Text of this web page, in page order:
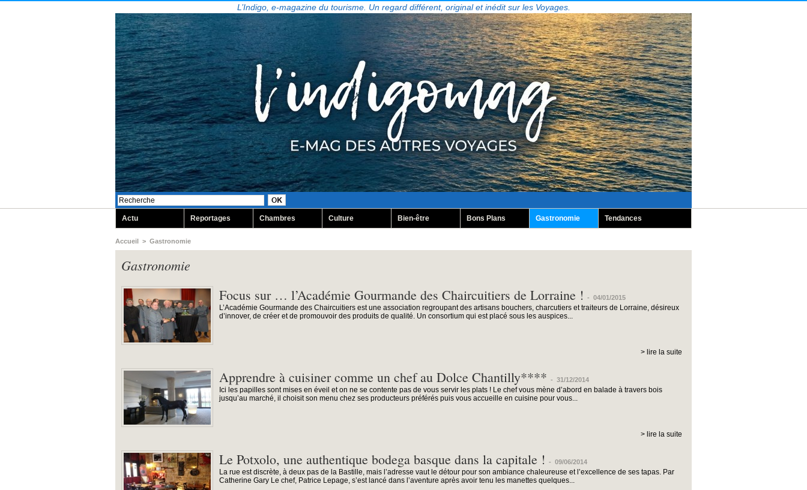
L’Indigo, e-magazine du tourisme. Un regard différent, original et inédit sur les Voyages.
Actu Reportages Chambres Culture Bien-être Bons Plans Gastronomie Tendances
Accueil > Gastronomie
Gastronomie
Focus sur … l’Académie Gourmande des Chaircuitiers de Lorraine ! - 04/01/2015
L’Académie Gourmande des Chaircuitiers est une association regroupant des artisans bouchers, charcutiers et traiteurs de Lorraine, désireux
d’innover, de créer et de promouvoir des produits de qualité. Un consortium qui est placé sous les auspices...
> lire la suite
Apprendre à cuisiner comme un chef au Dolce Chantilly**** - 31/12/2014
Ici les papilles sont mises en éveil et on ne se contente pas de vous servir les plats ! Le chef vous mène d’abord en balade à travers bois
jusqu’au marché, il choisit son menu chez ses producteurs préférés puis vous accueille en cuisine pour vous...
> lire la suite
Le Potxolo, une authentique bodega basque dans la capitale ! - 09/06/2014
La rue est discrète, à deux pas de la Bastille, mais l’adresse vaut le détour pour son ambiance chaleureuse et l’excellence de ses tapas. Par
Catherine Gary Le chef, Patrice Lepage, s’est lancé dans l’aventure après avoir tenu les manettes quelques...